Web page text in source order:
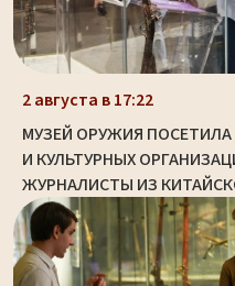
2 августа в 17:22
МУЗЕЙ ОРУЖИЯ
И КУЛЬТУРНЫХ
ЖУРНАЛИСТЫ ИЗ